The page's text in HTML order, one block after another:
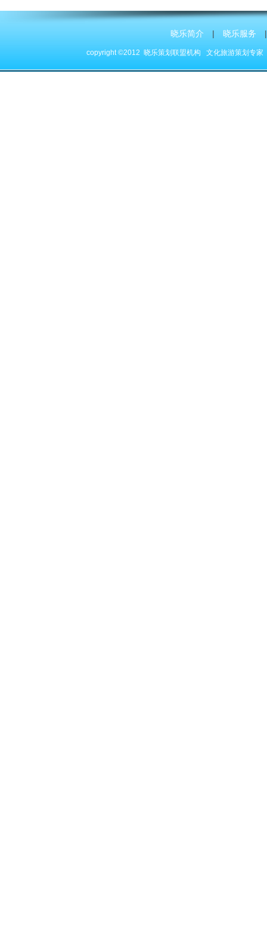
晓乐简介 | 晓乐服务 |
copyright ©2012 晓乐策划联盟机构 文化旅游策划专家